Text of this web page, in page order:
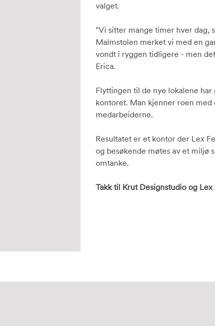
valget.
"Vi sitter mange timer hver dag,
Malmstolen merket vi med en
vondt i ryggen tidligere - men
Erica.
Flyttingen til de nye lokalene
kontoret. Man kjenner roen med
medarbeiderne.
Resultatet er et kontor der Lex
og besøkende møtes av et miljø
omtanke.
Takk til Krut Designstudio og